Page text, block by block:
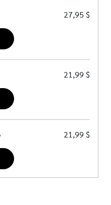
27,95 $
21,99 $
21,99 $